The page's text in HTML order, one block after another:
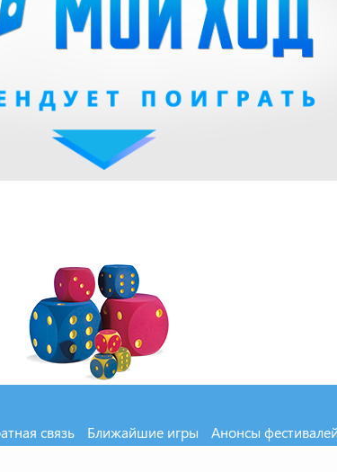
связь Ближайшие игры Анонсы фестивалей